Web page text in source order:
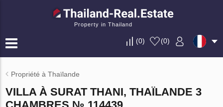
Property in Thailand
(0) (0)
Propriété à Thaïlande
VILLA À SURAT THANI, THAÏLANDE 3